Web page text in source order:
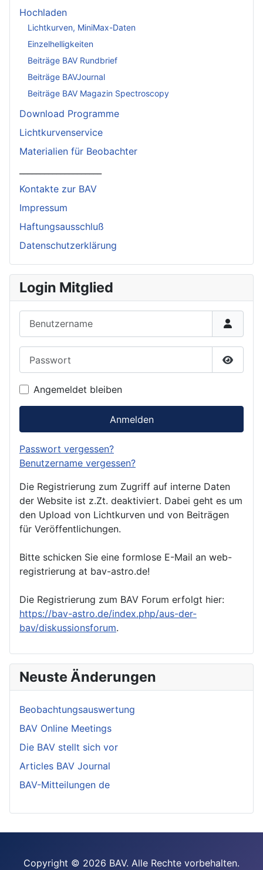
Hochladen
Lichtkurven, MiniMax-Daten
Einzelhelligkeiten
Beiträge BAV Rundbrief
Beiträge BAVJournal
Beiträge BAV Magazin Spectroscopy
Download Programme
Lichtkurvenservice
Materialien für Beobachter
Kontakte zur BAV
Impressum
Haftungsausschluß
Datenschutzerklärung
Login Mitglied
Angemeldet bleiben
Anmelden
Passwort vergessen?
Benutzername vergessen?
Die Registrierung zum Zugriff auf interne Daten
der Website ist z.Zt. deaktiviert. Dabei geht es um
den Upload von Lichtkurven und von Beiträgen
für Veröffentlichungen.
Bitte schicken Sie eine formlose E-Mail an web-
registrierung at bav-astro.de!
Die Registrierung zum BAV Forum erfolgt hier:
https://bav-astro.de/index.php/aus-der-
bav/diskussionsforum.
Neuste Änderungen
Beobachtungsauswertung
BAV Online Meetings
Die BAV stellt sich vor
Articles BAV Journal
BAV-Mitteilungen de
Copyright © 2026 BAV. Alle Rechte vorbehalten.